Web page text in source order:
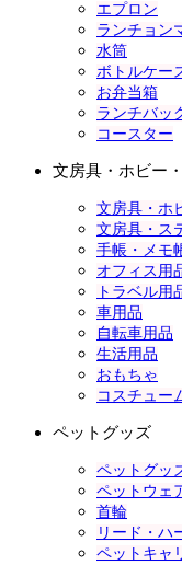
エプロン
ランチョン
水筒
ボトルケー
お弁当箱
ランチバッ
コースター
文房具・ホビー
文房具・ホ
文房具・ス
手帳・メモ
オフィス用
トラベル用
車用品
自転車用品
生活用品
おもちゃ
コスチュー
ペットグッズ
ペットグッ
ペットウェ
首輪
リード・ハ
ペットキャ